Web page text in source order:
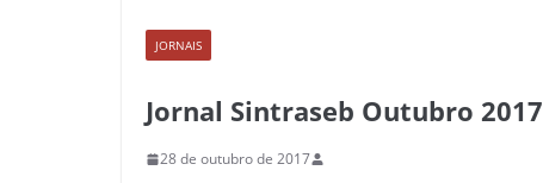
JORNAIS
Jornal Sintraseb Outubro 2017
28 de outubro de 2017